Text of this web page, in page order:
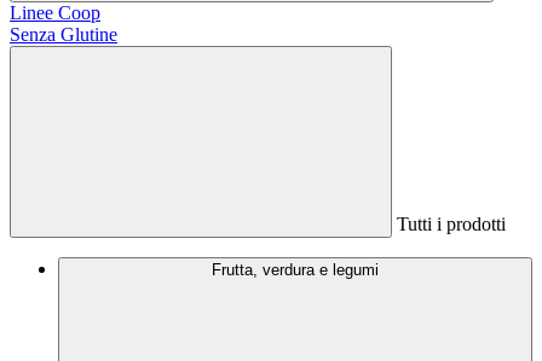
Linee Coop
Senza Glutine
Tutti i prodotti
Frutta, verdura e legumi